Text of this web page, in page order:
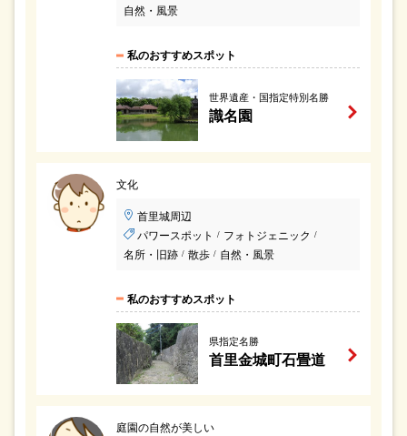
自然・風景
私のおすすめスポット
世界遺産・国指定特別名勝
識名園
文化
首里城周辺
パワースポット / フォトジェニック /
名所・旧跡 / 散歩 / 自然・風景
私のおすすめスポット
県指定名勝
首里金城町石畳道
庭園の自然が美しい